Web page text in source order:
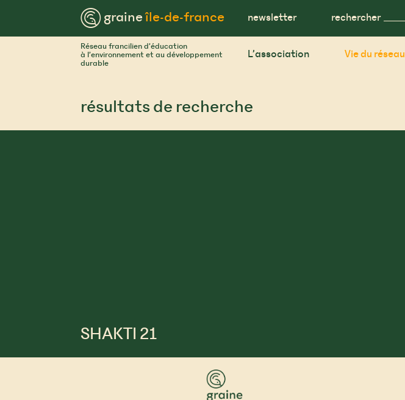
™ graineîle-de-france newsletter rechercher
Réseau francilien d’éducation
à l’environnement et au développement
durable
L’association Vie du réseau
résultats de recherche
SHAKTI 21